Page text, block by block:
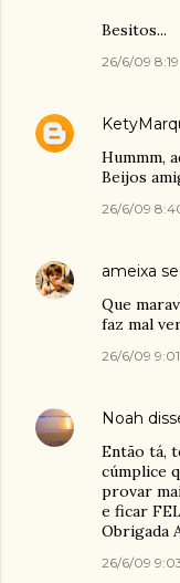
Besitos...
26/6/09
Hummm,
Beijos
26/6/09
ameixa
Que
faz mal
26/6/09
Noah
Então tá,
cúmplice
provar
e ficar
Obrigada
26/6/09